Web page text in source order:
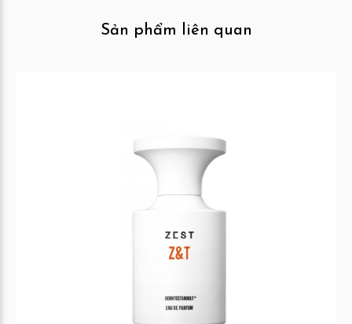
Sản phẩm liên quan